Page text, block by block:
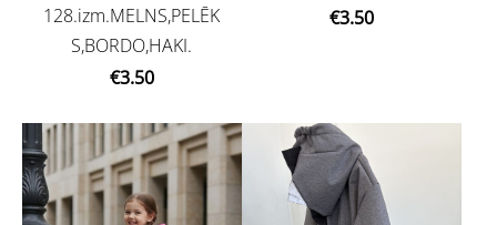
128.izm.MELNS,PELĒK
S,BORDO,HAKI.
€3.50
€3.50